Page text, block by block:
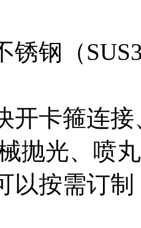
锈钢（
开卡箍连
抛光、喷
以按需订制